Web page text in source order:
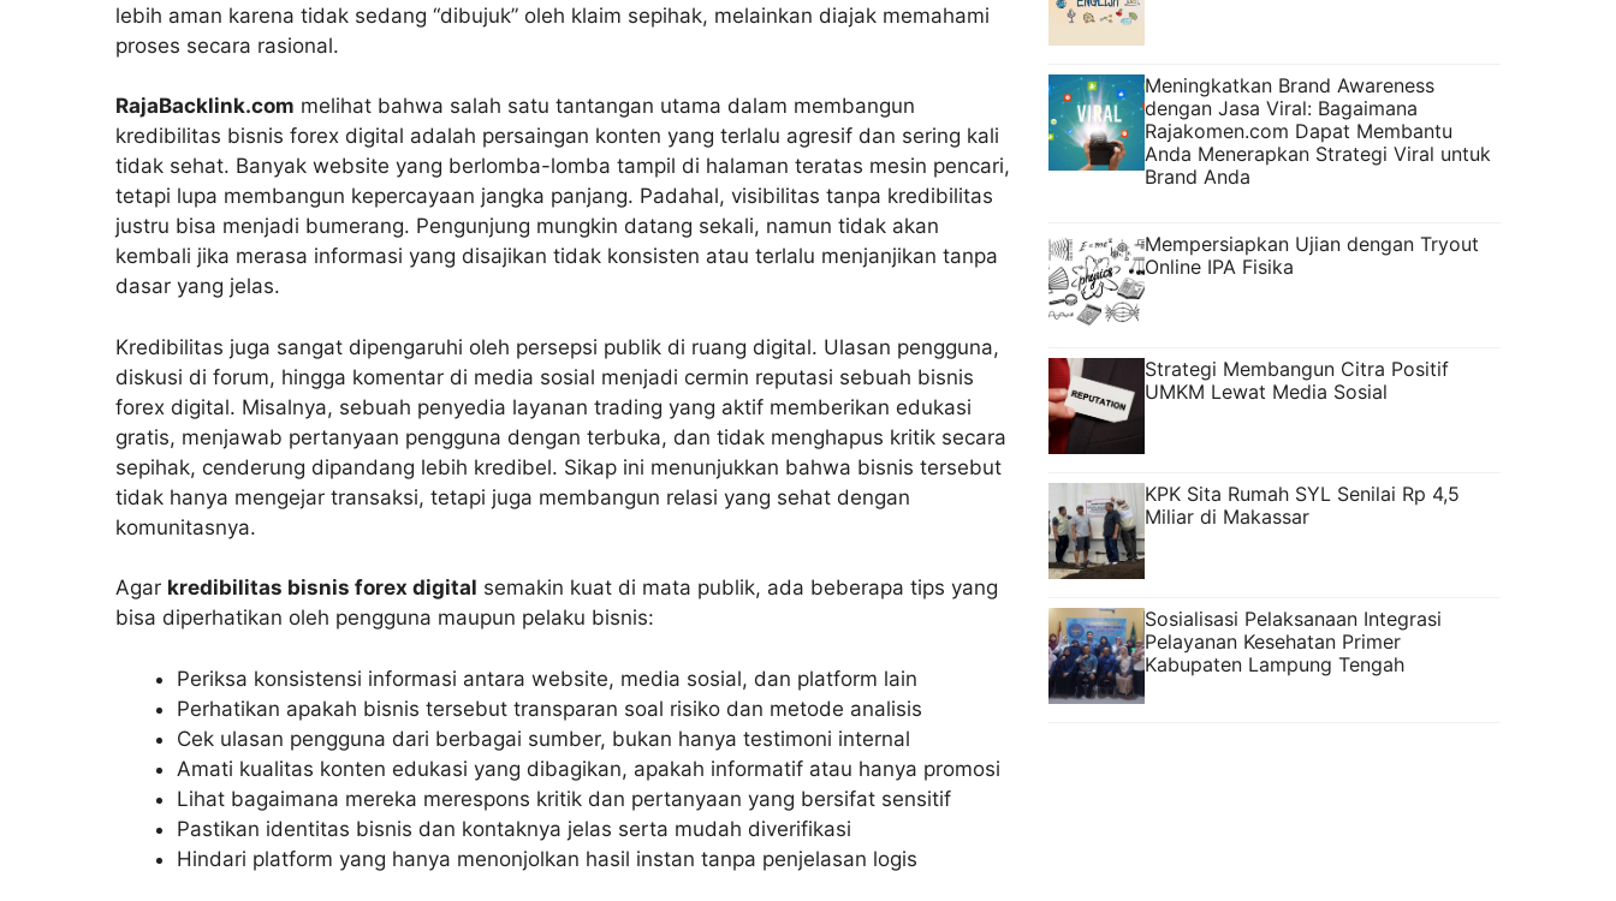
lebih aman karena tidak sedang “dibujuk” oleh klaim sepihak, melainkan diajak memahami
proses secara rasional.
RajaBacklink.com melihat bahwa salah satu tantangan utama dalam membangun
kredibilitas bisnis forex digital adalah persaingan konten yang terlalu agresif dan sering kali
tidak sehat. Banyak website yang berlomba-lomba tampil di halaman teratas mesin pencari,
tetapi lupa membangun kepercayaan jangka panjang. Padahal, visibilitas tanpa kredibilitas
justru bisa menjadi bumerang. Pengunjung mungkin datang sekali, namun tidak akan
kembali jika merasa informasi yang disajikan tidak konsisten atau terlalu menjanjikan tanpa
dasar yang jelas.
Kredibilitas juga sangat dipengaruhi oleh persepsi publik di ruang digital. Ulasan pengguna,
diskusi di forum, hingga komentar di media sosial menjadi cermin reputasi sebuah bisnis
forex digital. Misalnya, sebuah penyedia layanan trading yang aktif memberikan edukasi
gratis, menjawab pertanyaan pengguna dengan terbuka, dan tidak menghapus kritik secara
sepihak, cenderung dipandang lebih kredibel. Sikap ini menunjukkan bahwa bisnis tersebut
tidak hanya mengejar transaksi, tetapi juga membangun relasi yang sehat dengan
komunitasnya.
Agar kredibilitas bisnis forex digital semakin kuat di mata publik, ada beberapa tips yang
bisa diperhatikan oleh pengguna maupun pelaku bisnis:
Periksa konsistensi informasi antara website, media sosial, dan platform lain
Perhatikan apakah bisnis tersebut transparan soal risiko dan metode analisis
Cek ulasan pengguna dari berbagai sumber, bukan hanya testimoni internal
Amati kualitas konten edukasi yang dibagikan, apakah informatif atau hanya promosi
Lihat bagaimana mereka merespons kritik dan pertanyaan yang bersifat sensitif
Pastikan identitas bisnis dan kontaknya jelas serta mudah diverifikasi
Hindari platform yang hanya menonjolkan hasil instan tanpa penjelasan logis
Meningkatkan Brand Awareness
dengan Jasa Viral: Bagaimana
Rajakomen.com Dapat Membantu
Anda Menerapkan Strategi Viral untuk
Brand Anda
Mempersiapkan Ujian dengan Tryout
Online IPA Fisika
Strategi Membangun Citra Positif
UMKM Lewat Media Sosial
KPK Sita Rumah SYL Senilai Rp 4,5
Miliar di Makassar
Sosialisasi Pelaksanaan Integrasi
Pelayanan Kesehatan Primer
Kabupaten Lampung Tengah